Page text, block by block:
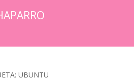
UBUNTU